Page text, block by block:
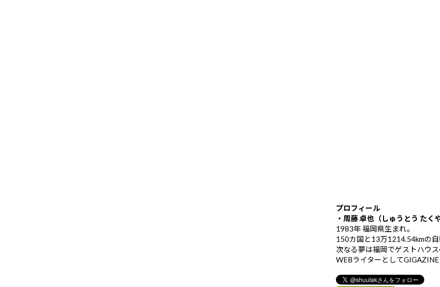
プロフィール
・周藤 卓也（しゅうとう たく
1983年 福岡県生まれ。
150カ国と13万1214.54kmの
次なる夢は福岡でゲストハウ
WEBライターとして